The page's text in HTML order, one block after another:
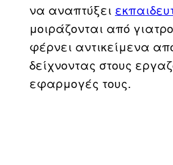
να αναπτύξει
μοιράζονται από
φέρνει αντικείμενα
δείχνοντας στους
εφαρμογές τους.